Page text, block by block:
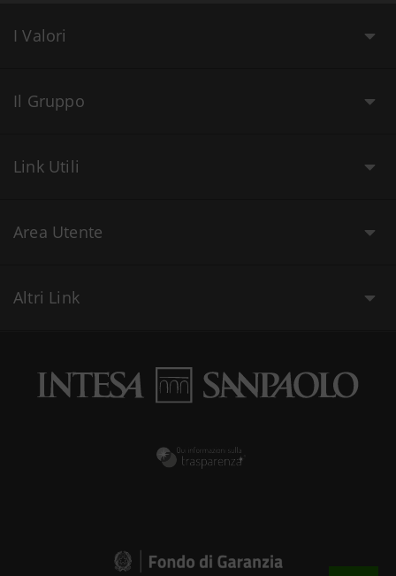
I Valori
Il Gruppo
Link Utili
Area Utente
Altri Link